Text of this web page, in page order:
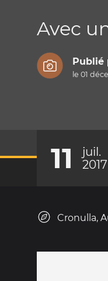
Avec
Publié
le 01
11
juil.
2017
Cronulla,